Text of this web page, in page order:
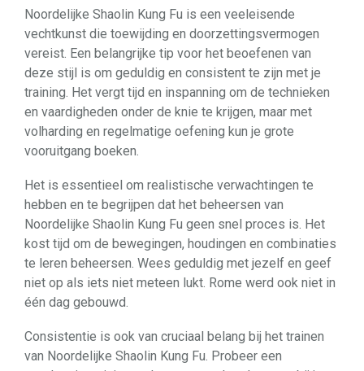
Noordelijke Shaolin Kung Fu is een veeleisende
vechtkunst die toewijding en doorzettingsvermogen
vereist. Een belangrijke tip voor het beoefenen van
deze stijl is om geduldig en consistent te zijn met je
training. Het vergt tijd en inspanning om de technieken
en vaardigheden onder de knie te krijgen, maar met
volharding en regelmatige oefening kun je grote
vooruitgang boeken.
Het is essentieel om realistische verwachtingen te
hebben en te begrijpen dat het beheersen van
Noordelijke Shaolin Kung Fu geen snel proces is. Het
kost tijd om de bewegingen, houdingen en combinaties
te leren beheersen. Wees geduldig met jezelf en geef
niet op als iets niet meteen lukt. Rome werd ook niet in
één dag gebouwd.
Consistentie is ook van cruciaal belang bij het trainen
van Noordelijke Shaolin Kung Fu. Probeer een